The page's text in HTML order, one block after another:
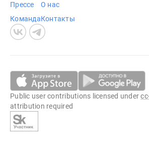
Прессе
Команда
О нас
Контакты
Public user contributions licensed under
attribution required